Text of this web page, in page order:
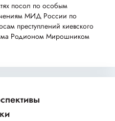
посол по особым
МИД России по
преступлений киевского
Родионом Мирошником